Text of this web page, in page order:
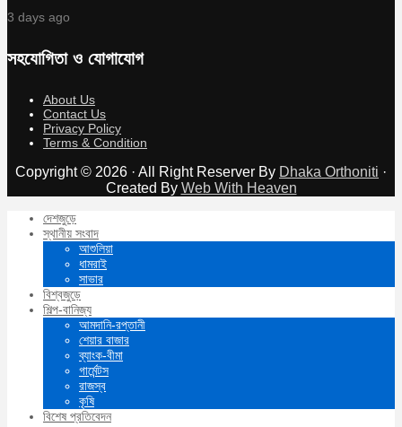
3 days ago
সহযোগিতা ও যোগাযোগ
About Us
Contact Us
Privacy Policy
Terms & Condition
Copyright © 2026 · All Right Reserver By Dhaka Orthoniti ·
Created By Web With Heaven
দেশজুড়ে
স্থানীয় সংবাদ
আশুলিয়া
ধামরাই
সাভার
বিশ্বজুড়ে
শিল্প-বানিজ্য
আমদানি-রপ্তানী
শেয়ার বাজার
ব্যাংক-বীমা
গার্মেন্টস
রাজস্ব
কৃষি
বিশেষ প্রতিবেদন